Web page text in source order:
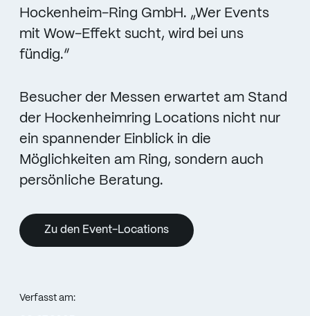
Hockenheim-Ring GmbH. „Wer Events
mit Wow-Effekt sucht, wird bei uns
fündig.“
Besucher der Messen erwartet am Stand
der Hockenheimring Locations nicht nur
ein spannender Einblick in die
Möglichkeiten am Ring, sondern auch
persönliche Beratung.
Zu den Event-Locations
Verfasst am: